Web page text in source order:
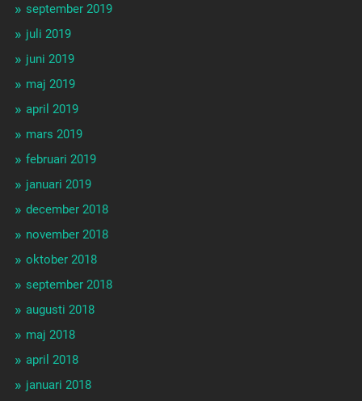
september 2019
juli 2019
juni 2019
maj 2019
april 2019
mars 2019
februari 2019
januari 2019
december 2018
november 2018
oktober 2018
september 2018
augusti 2018
maj 2018
april 2018
januari 2018